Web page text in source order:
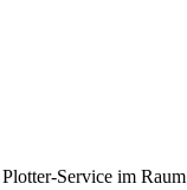
Service im